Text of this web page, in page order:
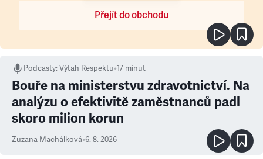
Přejít do obchodu
Podcasty:Výtah Respektu•17 minut
Bouře na ministerstvu zdravotnictví. Na
analýzu o efektivitě zaměstnanců padl
skoro milion korun
Zuzana Machálková•6. 8. 2026